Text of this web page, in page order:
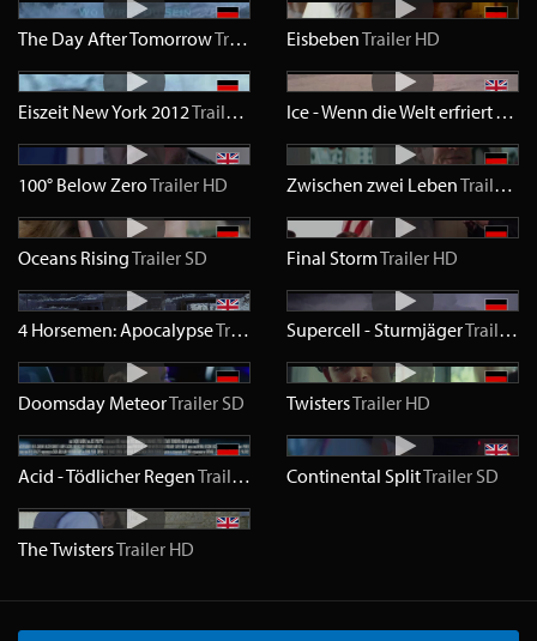
The Day After TomorrowTrailer SDEisbebenTrailer HD
Eiszeit New York 2012Trailer Ice - Wenn die Welt erfriert
100° Below ZeroTrailer HD Zwischen zwei LebenTrailer
Oceans RisingTrailer SD Final StormTrailer HD
4 Horsemen: ApocalypseTrailer HDSupercell - SturmjägerTrailer
Doomsday MeteorTrailer SD TwistersTrailer HD
Acid - Tödlicher RegenTrailer Continental SplitTrailer SD
The TwistersTrailer HD